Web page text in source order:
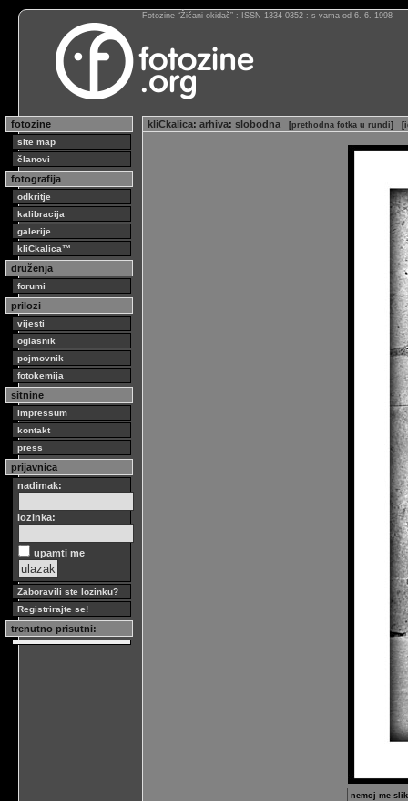
Fotozine “Žičani okidač” : ISSN 1334-0352 : s vama od 6. 6. 1998
fotozine
site map
članovi
fotografija
odkritje
kalibracija
galerije
kliCkalica™
druženja
forumi
prilozi
vijesti
oglasnik
pojmovnik
fotokemija
sitnine
impressum
kontakt
press
prijavnica
nadimak:
lozinka:
upamti me
Zaboravili ste lozinku?
Registrirajte se!
trenutno prisutni:
kliCkalica: arhiva: slobodna [prethodna fotka u rundi] [
nemoj me